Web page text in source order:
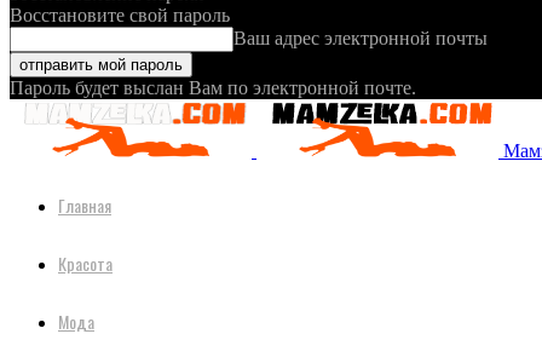
Восстановите свой пароль
Ваш адрес электронной почты
Пароль будет выслан Вам по электронной почте.
Главная
Красота
Мода